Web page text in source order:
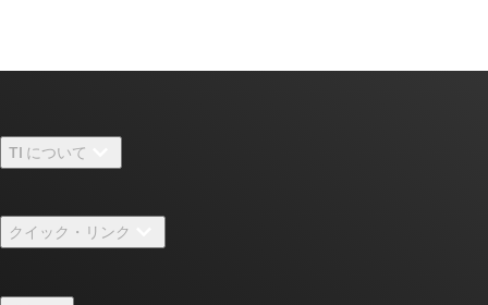
TI について
採用情報
クイック・リンク